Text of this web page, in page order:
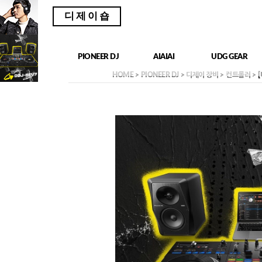
디제이숍
PIONEER DJ AIAIAI UDG GEAR
HOME> PIONEER DJ > 디제이 장비 >컨트롤러 > [